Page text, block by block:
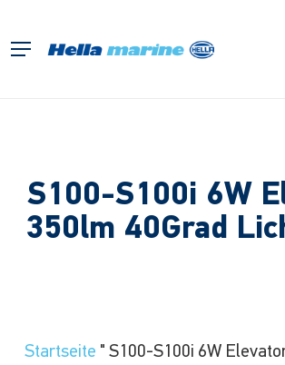
springen
Menü
S100-S100i 6W
350lm 40Grad
Startseite " S100-S100i 6W